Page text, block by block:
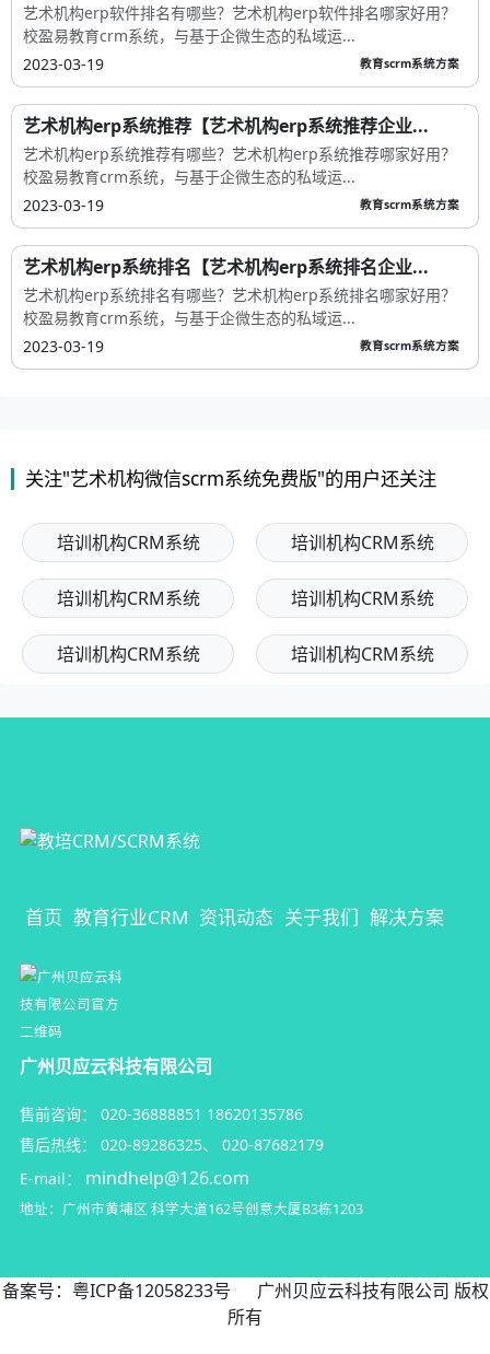
艺术机构erp软件排名有哪些？艺术机构erp软件排名哪家好用？
校盈易教育crm系统，与基于企微生态的私域运...
2023-03-19
教育scrm系统方案
艺术机构erp系统推荐【艺术机构erp系统推荐企业...
艺术机构erp系统推荐有哪些？艺术机构erp系统推荐哪家好用？
校盈易教育crm系统，与基于企微生态的私域运...
2023-03-19
教育scrm系统方案
艺术机构erp系统排名【艺术机构erp系统排名企业...
艺术机构erp系统排名有哪些？艺术机构erp系统排名哪家好用？
校盈易教育crm系统，与基于企微生态的私域运...
2023-03-19
教育scrm系统方案
关注"艺术机构微信scrm系统免费版"的用户还关注
培训机构CRM系统 培训机构CRM系统
培训机构CRM系统 培训机构CRM系统
培训机构CRM系统 培训机构CRM系统
首页 教育行业CRM 资讯动态 关于我们 解决方案
广州贝应云科技有限公司
售前咨询： 020-36888851 18620135786
售后热线：
020-89286325、 020-87682179
E-mail：
mindhelp@126.com
地址：广州市黄埔区 科学大道162号创意大厦B3栋1203
备案号： 粤ICP备12058233号 广州贝应云科技有限公司 版权
所有